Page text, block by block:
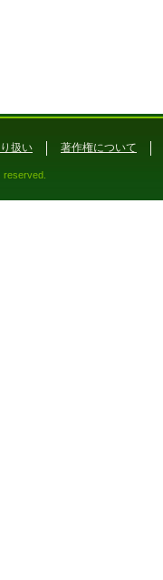
扱い 著作権について
reserved.